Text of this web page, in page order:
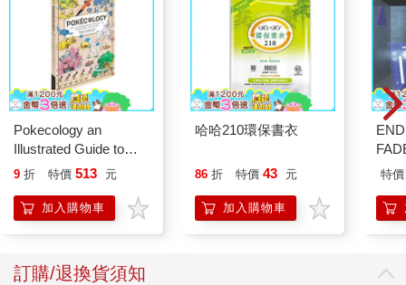
Pokecology an
Illustrated Guide to
Pokemon Ecology
Press)
9 折 特價 513 元
加入購物車
哈哈210環保書衣
86 折 特價 43 元
加入購物車
特價
訂購/退換貨須知